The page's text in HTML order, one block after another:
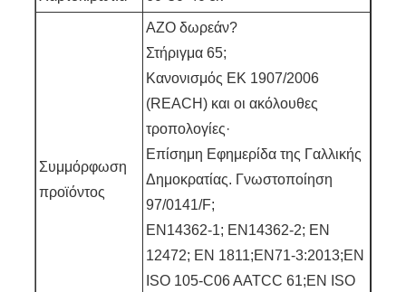
Συμμόρφωση
προϊόντος
AZO δωρεάν?
Στήριγμα 65;
Κανονισμός ΕΚ 1907/2006
(REACH) και οι ακόλουθες
τροπολογίες·
Επίσημη Εφημερίδα της Γαλλικής
Δημοκρατίας. Γνωστοποίηση
97/0141/F;
EN14362-1; EN14362-2; EN
12472; EN 1811;EN71-3:2013;EN
ISO 105-C06 AATCC 61;EN ISO